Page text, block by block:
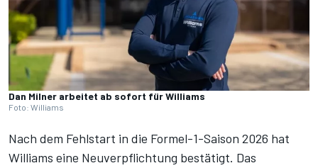
Dan Milner arbeitet ab sofort für Williams
Foto: Williams
Nach dem Fehlstart in die Formel-1-Saison 2026 hat
Williams eine Neuverpflichtung bestätigt. Das